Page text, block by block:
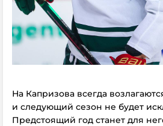
На Капризова всегда
и следующий сезон не будет
Предстоящий год станет для